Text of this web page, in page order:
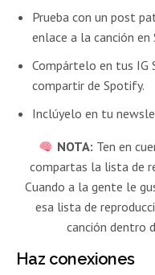
Prueba con un post
enlace a la canción en
Compártelo en tus IG
compartir de Spotify.
Inclúyelo en tu
NOTA: Ten en
compartas la lista de
Cuando a la gente le
esa lista de
canción dentro
Haz conexiones